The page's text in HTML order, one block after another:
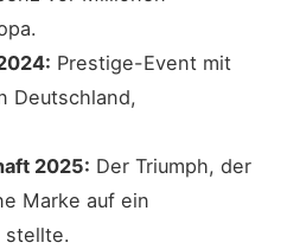
Prestige-Event mit
Deutschland,
2025: Der Triumph, der
Marke auf ein
stellte.